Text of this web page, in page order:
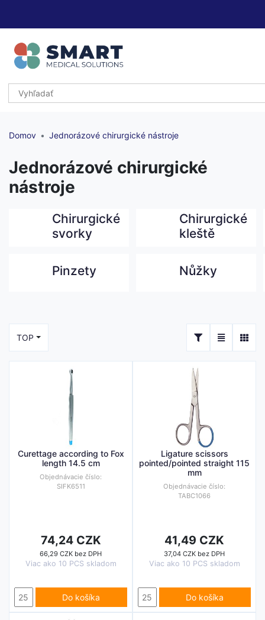
Domov Jednorázové chirurgické nástroje
Jednorázové chirurgické
nástroje
Chirurgické
svorky
Chirurgické
kleště
Pinzety Nůžky
TOP
Curettage according to Fox
length 14.5 cm
Objednávacie číslo:
SIFK6511
74,24 CZK
66,29 CZK bez DPH
Viac ako 10 PCS skladom
Do košíka
Ligature scissors
pointed/pointed straight 115
mm
Objednávacie číslo:
TABC1066
41,49 CZK
37,04 CZK bez DPH
Viac ako 10 PCS skladom
Do košíka